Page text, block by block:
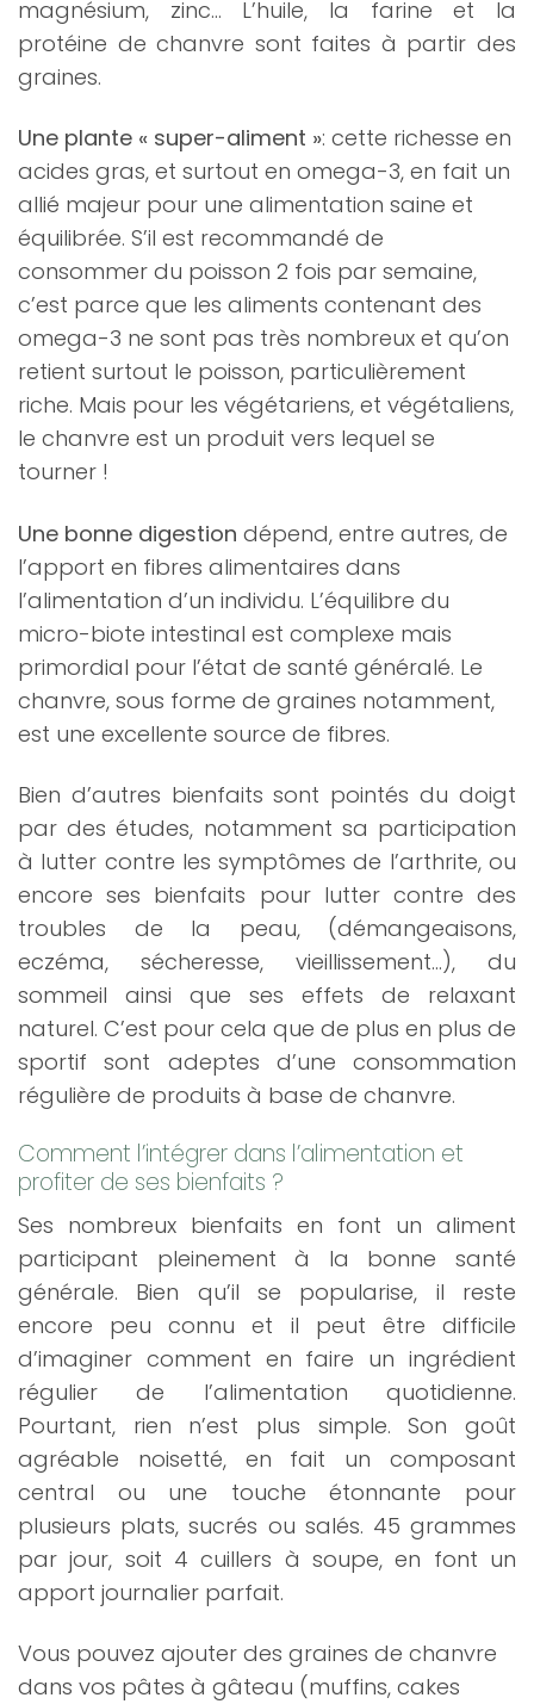
magnésium, zinc… L’huile, la farine et la
protéine de chanvre sont faites à partir des
graines.
Une plante « super-aliment »: cette richesse en
acides gras, et surtout en omega-3, en fait un
allié majeur pour une alimentation saine et
équilibrée. S’il est recommandé de
consommer du poisson 2 fois par semaine,
c’est parce que les aliments contenant des
omega-3 ne sont pas très nombreux et qu’on
retient surtout le poisson, particulièrement
riche. Mais pour les végétariens, et végétaliens,
le chanvre est un produit vers lequel se
tourner !
Une bonne digestion dépend, entre autres, de
l’apport en fibres alimentaires dans
l’alimentation d’un individu. L’équilibre du
micro-biote intestinal est complexe mais
primordial pour l’état de santé généralé. Le
chanvre, sous forme de graines notamment,
est une excellente source de fibres.
Bien d’autres bienfaits sont pointés du doigt
par des études, notamment sa participation
à lutter contre les symptômes de l’arthrite, ou
encore ses bienfaits pour lutter contre des
troubles de la peau, (démangeaisons,
eczéma, sécheresse, vieillissement…), du
sommeil ainsi que ses effets de relaxant
naturel. C’est pour cela que de plus en plus de
sportif sont adeptes d’une consommation
régulière de produits à base de chanvre.
Comment l’intégrer dans l’alimentation et
profiter de ses bienfaits ?
Ses nombreux bienfaits en font un aliment
participant pleinement à la bonne santé
générale. Bien qu’il se popularise, il reste
encore peu connu et il peut être difficile
d’imaginer comment en faire un ingrédient
régulier de l’alimentation quotidienne.
Pourtant, rien n’est plus simple. Son goût
agréable noisetté, en fait un composant
central ou une touche étonnante pour
plusieurs plats, sucrés ou salés. 45 grammes
par jour, soit 4 cuillers à soupe, en font un
apport journalier parfait.
Vous pouvez ajouter des graines de chanvre
dans vos pâtes à gâteau (muffins, cakes